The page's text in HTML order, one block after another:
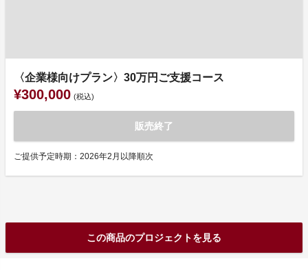
〈企業様向けプラン〉30万円ご支援コース
¥300,000 (税込)
販売終了
ご提供予定時期：2026年2月以降順次
この商品のプロジェクトを見る